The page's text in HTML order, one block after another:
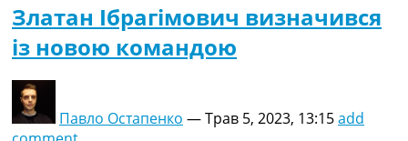
Златан Ібрагімович визначився
із новою командою
Павло Остапенко —Трав 5, 2023, 13:15add